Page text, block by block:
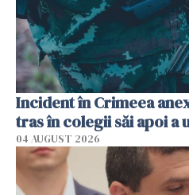
Incident în Crimeea
tras în colegii săi apoi a
04 AUGUST 2026